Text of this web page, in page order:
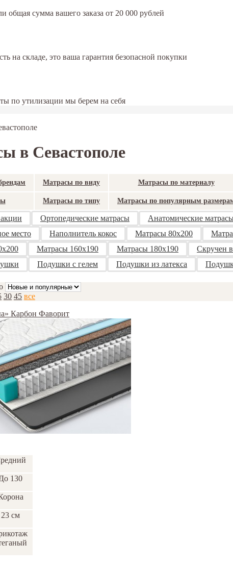
сумма вашего заказа от 20 000 рублей
на складе, это ваша гарантия безопасной покупки
по утилизации мы берем на себя
в Севастополе
Матрасы по виду Матрасы по материалу
Матрасы по типу Матрасы по популярным
Ортопедические матрасы Анатомические
место
Наполнитель кокос Матрасы 80х200
Матрасы 160x190 Матрасы 180x190 Скручен
Подушки с гелем Подушки из латекса
30 45 все
Карбон Фаворит
130
23 см